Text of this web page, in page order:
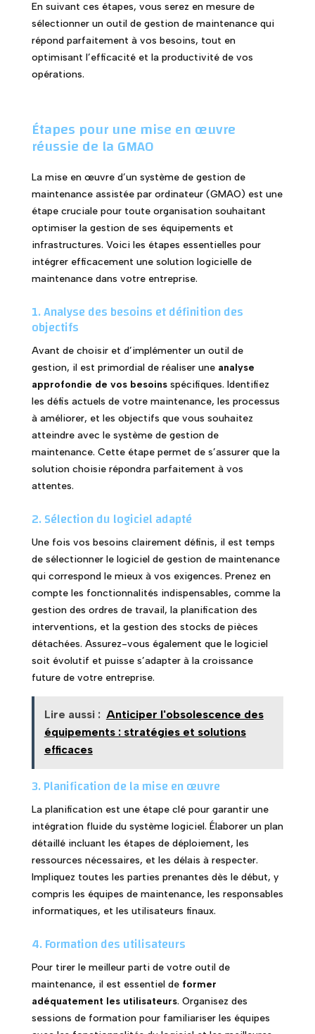
En suivant ces étapes, vous serez en mesure de
sélectionner un outil de gestion de maintenance qui
répond parfaitement à vos besoins, tout en
optimisant l’efficacité et la productivité de vos
opérations.
Étapes pour une mise en œuvre
réussie de la GMAO
La mise en œuvre d’un système de gestion de
maintenance assistée par ordinateur (GMAO) est une
étape cruciale pour toute organisation souhaitant
optimiser la gestion de ses équipements et
infrastructures. Voici les étapes essentielles pour
intégrer efficacement une solution logicielle de
maintenance dans votre entreprise.
1. Analyse des besoins et définition des
objectifs
Avant de choisir et d’implémenter un outil de
gestion, il est primordial de réaliser une analyse
approfondie de vos besoinsspécifiques. Identifiez
les défis actuels de votre maintenance, les processus
à améliorer, et les objectifs que vous souhaitez
atteindre avec le système de gestion de
maintenance. Cette étape permet de s’assurer que la
solution choisie répondra parfaitement à vos
attentes.
2. Sélection du logiciel adapté
Une fois vos besoins clairement définis, il est temps
de sélectionner le logiciel de gestion de maintenance
qui correspond le mieux à vos exigences. Prenez en
compte les fonctionnalités indispensables, comme la
gestion des ordres de travail, la planification des
interventions, et la gestion des stocks de pièces
détachées. Assurez-vous également que le logiciel
soit évolutif et puisse s’adapter à la croissance
future de votre entreprise.
Lire aussi : Anticiper l'obsolescence des
équipements : stratégies et solutions
efficaces
3. Planification de la mise en œuvre
La planification est une étape clé pour garantir une
intégration fluide du système logiciel. Élaborer un plan
détaillé incluant les étapes de déploiement, les
ressources nécessaires, et les délais à respecter.
Impliquez toutes les parties prenantes dès le début, y
compris les équipes de maintenance, les responsables
informatiques, et les utilisateurs finaux.
4. Formation des utilisateurs
Pour tirer le meilleur parti de votre outil de
maintenance, il est essentiel de former
adéquatement les utilisateurs. Organisez des
sessions de formation pour familiariser les équipes